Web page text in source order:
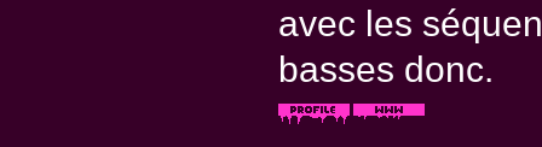
avec les
basses donc.